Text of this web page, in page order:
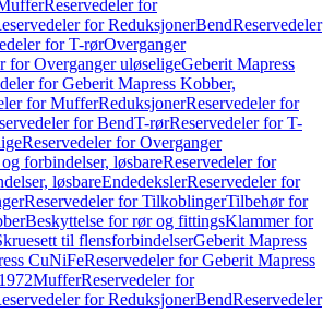
Reservedeler for
for ReduksjonerBendReservedeler
for T-rørOverganger
for Overganger uløseligeGeberit Mapress
for Geberit Mapress Kobber,
for MufferReduksjonerReservedeler for
for BendT-rørReservedeler for T-
Reservedeler for Overganger
forbindelser, løsbareReservedeler for
løsbareEndedekslerReservedeler for
Reservedeler for TilkoblingerTilbehør for
Beskyttelse for rør og fittingsKlammer for
til flensforbindelserGeberit Mapress
CuNiFeReservedeler for Geberit Mapress
MufferReservedeler for
for ReduksjonerBendReservedeler